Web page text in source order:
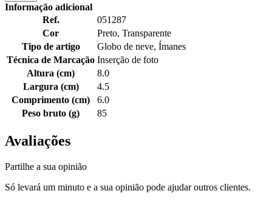
Informação adicional
Ref.
051287
Cor
Preto, Transparente
Tipo de artigo
Globo de neve, Ímanes
Técnica de Marcação Inserção de foto
Altura (cm)
8.0
Largura (cm)
4.5
Comprimento (cm)
6.0
Peso bruto (g)
85
Avaliações
Partilhe a sua opinião
Só levará um minuto e a sua opinião pode ajudar outros clientes.